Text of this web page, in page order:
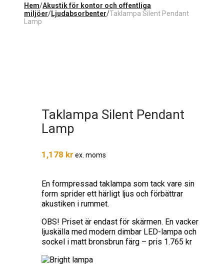
Hem/Akustik för kontor och offentliga
miljöer/Ljudabsorbenter/Taklampa Silent Pendant
Lamp
Taklampa Silent Pendant
Lamp
1,178 kr ex. moms
En formpressad taklampa som tack vare sin
form sprider ett härligt ljus och förbättrar
akustiken i rummet.
OBS! Priset är endast för skärmen. En vacker
ljuskälla med modern dimbar LED-lampa och
sockel i matt bronsbrun färg – pris 1.765 kr